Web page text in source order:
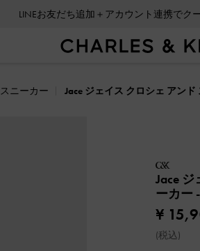
LINEお友だち追加＋アカウント連携でク
スニーカー Jace ジェイス クロシェ アン
Jace
ーカー
¥
(税込)